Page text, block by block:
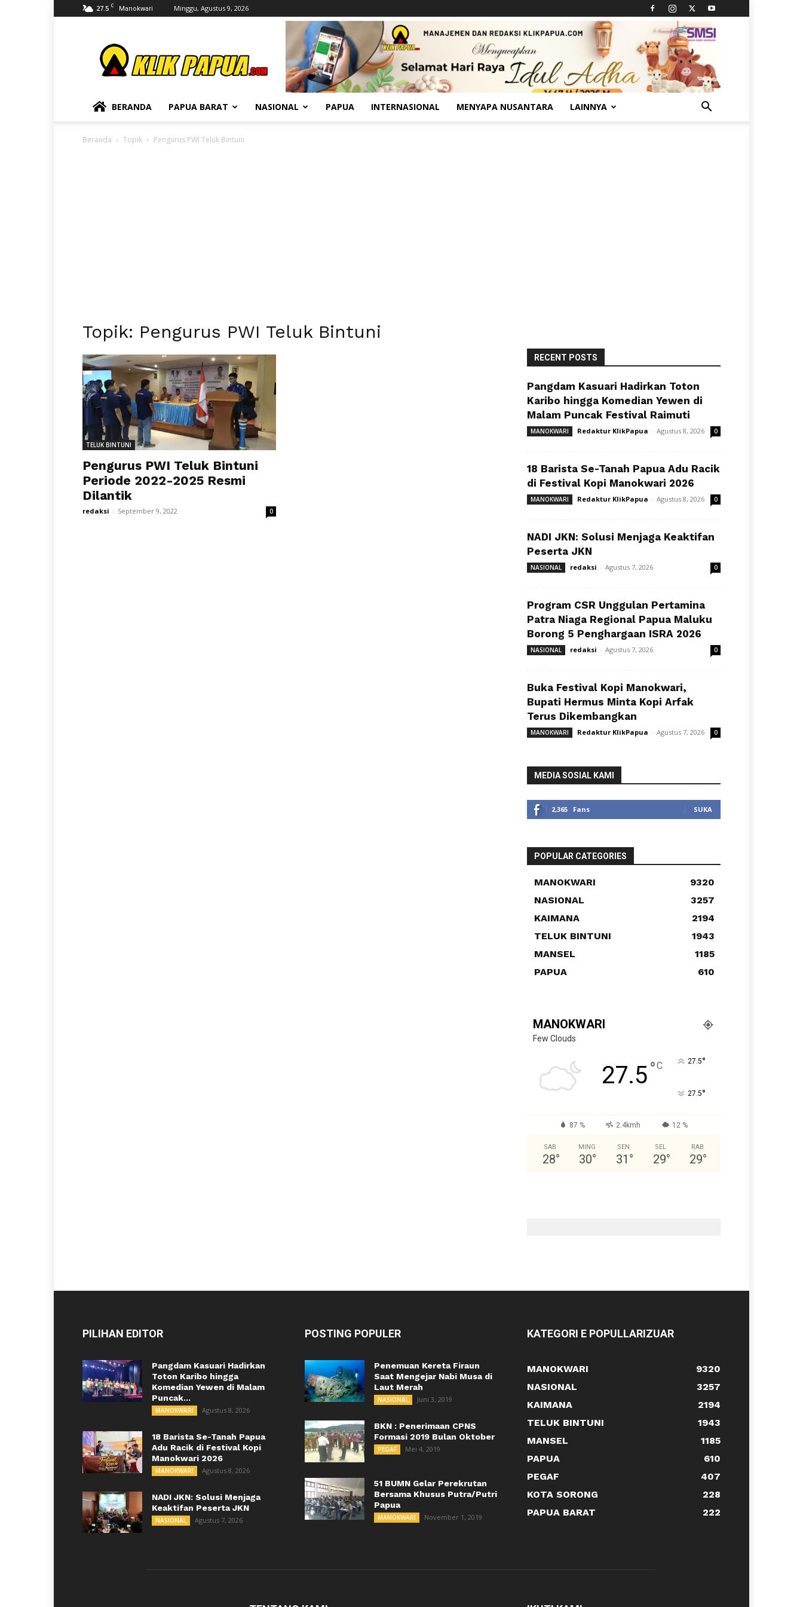
27.5 C Manokwari Minggu, Agustus 9, 2026
BERANDA PAPUA BARAT NASIONAL PAPUA INTERNASIONAL MENYAPA NUSANTARA LAINNYA
Beranda Topik Pengurus PWI Teluk Bintuni
Topik: Pengurus PWI Teluk Bintuni
TELUK BINTUNI
Pengurus PWI Teluk Bintuni
Periode 2022-2025 Resmi
Dilantik
redaksi - September 9, 2022 0
RECENT POSTS
Pangdam Kasuari Hadirkan Toton
Karibo hingga Komedian Yewen di
Malam Puncak Festival Raimuti
MANOKWARI Redaktur KlikPapua - Agustus 8, 2026 0
18 Barista Se-Tanah Papua Adu Racik
di Festival Kopi Manokwari 2026
MANOKWARI Redaktur KlikPapua - Agustus 8, 2026 0
NADI JKN: Solusi Menjaga Keaktifan
Peserta JKN
NASIONAL redaksi - Agustus 7, 2026 0
Program CSR Unggulan Pertamina
Patra Niaga Regional Papua Maluku
Borong 5 Penghargaan ISRA 2026
NASIONAL redaksi - Agustus 7, 2026 0
Buka Festival Kopi Manokwari,
Bupati Hermus Minta Kopi Arfak
Terus Dikembangkan
MANOKWARI Redaktur KlikPapua - Agustus 7, 2026 0
MEDIA SOSIAL KAMI
2,365 Fans SUKA
POPULAR CATEGORIES
MANOKWARI
9320
NASIONAL
3257
KAIMANA
2194
TELUK BINTUNI
1943
MANSEL
1185
PAPUA
610
MANOKWARI
Few Clouds
27.5°C 27.5°
27.5°
87 % 2.4kmh 12 %
SAB
28°
MING
30°
SEN
31 °
SEL
29°
RAB
29°
PILIHAN EDITOR
Pangdam Kasuari Hadirkan
Toton Karibo hingga
Komedian Yewen di Malam
Puncak...
MANOKWARI Agustus 8, 2026
18 Barista Se-Tanah Papua
Adu Racik di Festival Kopi
Manokwari 2026
MANOKWARI Agustus 8, 2026
NADI JKN: Solusi Menjaga
Keaktifan Peserta JKN
NASIONAL Agustus 7, 2026
POSTING POPULER
Penemuan Kereta Firaun
Saat Mengejar Nabi Musa di
Laut Merah
NASIONAL Juni 3, 2019
BKN : Penerimaan CPNS
Formasi 2019 Bulan Oktober
PEGAF Mei 4, 2019
51 BUMN Gelar Perekrutan
Bersama Khusus Putra/Putri
Papua
MANOKWARI November 1, 2019
KATEGORI E POPULLARIZUAR
MANOKWARI
9320
NASIONAL
3257
KAIMANA
2194
TELUK BINTUNI
1943
MANSEL
1185
PAPUA
610
PEGAF
407
KOTA SORONG
228
PAPUA BARAT
222